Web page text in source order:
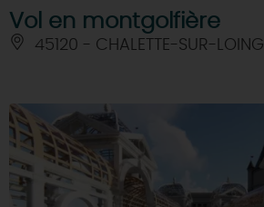
Vol en montgolfière
45120 - CHALETTE-SUR-LOING